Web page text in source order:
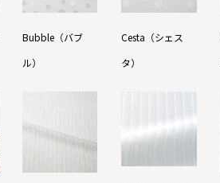
Bubble（バブ
ル）
Cesta（シェス
タ）